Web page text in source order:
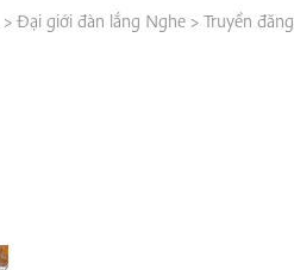
> Đại giới đàn lắng Nghe> Truyền đăng